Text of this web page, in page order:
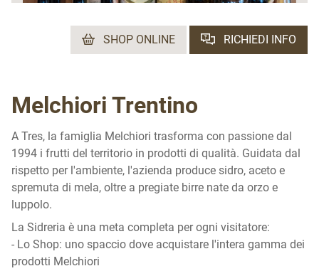
SHOP ONLINE RICHIEDI INFO
Melchiori Trentino
A Tres, la famiglia Melchiori trasforma con passione dal
1994 i frutti del territorio in prodotti di qualità. Guidata dal
rispetto per l'ambiente, l'azienda produce sidro, aceto e
spremuta di mela, oltre a pregiate birre nate da orzo e
luppolo.
La Sidreria è una meta completa per ogni visitatore:
- Lo Shop: uno spaccio dove acquistare l'intera gamma dei
prodotti Melchiori